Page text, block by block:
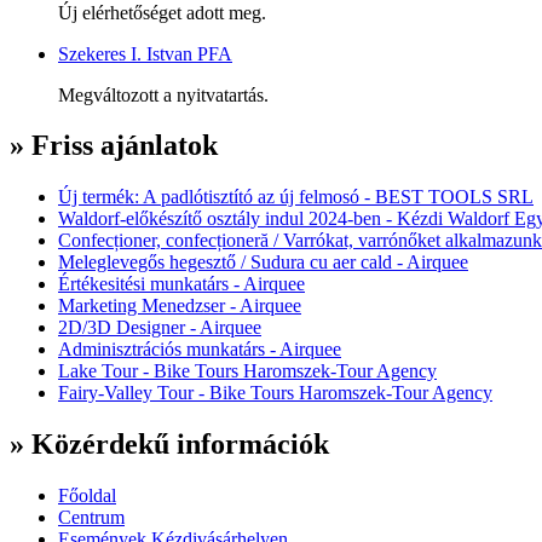
Új elérhetőséget adott meg.
Szekeres I. Istvan PFA
Megváltozott a nyitvatartás.
» Friss ajánlatok
Új termék: A padlótisztító az új felmosó - BEST TOOLS SRL
Waldorf-előkészítő osztály indul 2024-ben - Kézdi Waldorf
Confecționer, confecționeră / Varrókat, varrónőket
Meleglevegős hegesztő / Sudura cu aer cald - Airquee
Értékesitési munkatárs - Airquee
Marketing Menedzser - Airquee
2D/3D Designer - Airquee
Adminisztrációs munkatárs - Airquee
Lake Tour - Bike Tours Haromszek-Tour Agency
Fairy-Valley Tour - Bike Tours Haromszek-Tour Agency
» Közérdekű információk
Főoldal
Centrum